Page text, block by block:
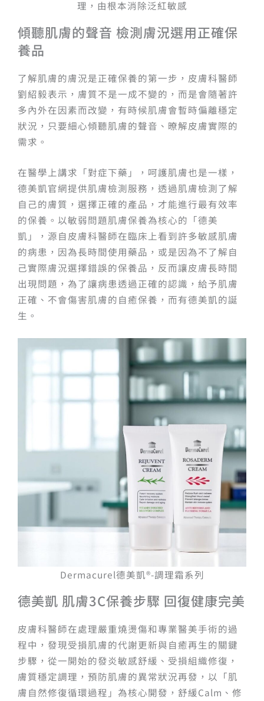
理，由根本消除泛紅敏感
傾聽肌膚的聲音 檢測膚況選用正確保
養品
了解肌膚的膚況是正確保養的第一步，皮膚科醫師
劉紹毅表示，膚質不是一成不變的，而是會隨著許
多內外在因素而改變，有時候肌膚會暫時偏離穩定
狀況，只要細心傾聽肌膚的聲音、暸解皮膚實際的
需求。
在醫學上講求「對症下藥」，呵護肌膚也是一樣，
德美凱官網提供肌膚檢測服務，透過肌膚檢測了解
自己的膚質，選擇正確的產品，才能進行最有效率
的保養。以敏弱問題肌膚保養為核心的「德美
凱」，源自皮膚科醫師在臨床上看到許多敏感肌膚
的病患，因為長時間使用藥品，或是因為不了解自
己實際膚況選擇錯誤的保養品，反而讓皮膚長時間
出現問題，為了讓病患透過正確的認識，給予肌膚
正確、不會傷害肌膚的自癒保養，而有德美凱的誕
生。
Dermacurel德美凱®-調理霜系列
德美凱 肌膚3C保養步驟 回復健康完美
皮膚科醫師在處理嚴重燒燙傷和專業醫美手術的過
程中，發現受損肌膚的代謝更新與自癒再生的關鍵
步驟，從一開始的發炎敏感舒緩、受損組織修復，
膚質穩定調理，預防肌膚的異常狀況再發，以「肌
膚自然修復循環過程」為核心開發，舒緩Calm、修